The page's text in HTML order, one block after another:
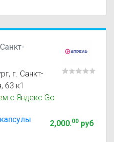
, г. Санкт-
63 к1
с Яндекс Go
2,000.00руб